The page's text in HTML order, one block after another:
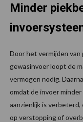
Minder
Door het vermijden
gewasinvoer loopt de
vermogen nodig.
omdat de invoer
aanzienlijk is verbeterd,
op verstopping of